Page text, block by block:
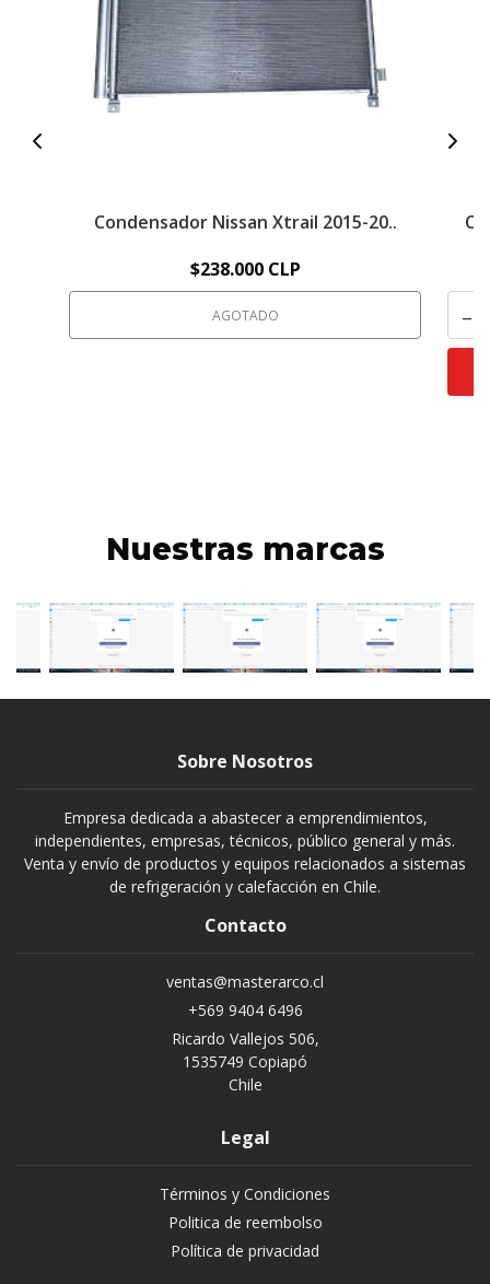
Condensador Nissan Xtrail 2015-20..
$238.000 CLP
AGOTADO -
Nuestras marcas
Sobre Nosotros
Empresa dedicada a abastecer a emprendimientos,
independientes, empresas, técnicos, público general y más.
Venta y envío de productos y equipos relacionados a sistemas
de refrigeración y calefacción en Chile.
Contacto
ventas@masterarco.cl
+569 9404 6496
Ricardo Vallejos 506,
1535749 Copiapó
Chile
Legal
Términos y Condiciones
Politica de reembolso
Política de privacidad